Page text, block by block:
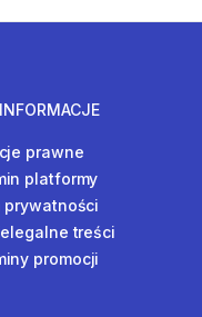
prawne
platformy
prywatności
treści
promocji